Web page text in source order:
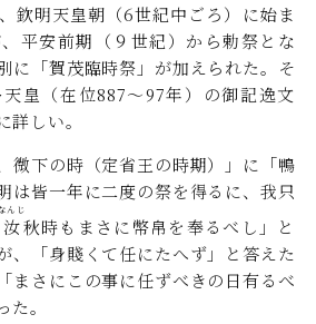
欽明天皇朝（6世紀中ごろ）に始ま
平安前期（９世紀）から勅祭とな
に「賀茂臨時祭」が加えられた。そ
皇（在位887～97年）の御記逸文
詳しい。
微下の時（定省王の時期）」に「鴨
は皆一年に二度の祭を得るに、我只
汝
んじ
秋時もまさに幣帛を奉るべし」と
、「身賤くて任にたへず」と答えた
まさにこの事に任ずべきの日有るべ
。